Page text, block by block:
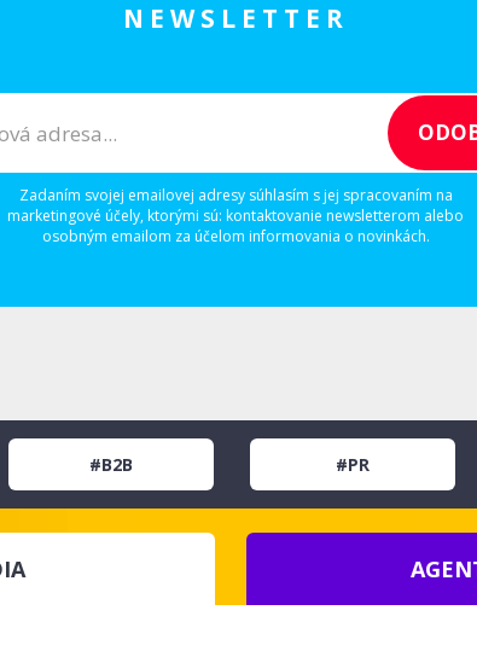
NEWSLETTER
Zadaním svojej emailovej adresy súhlasím s jej spracovaním na
marketingové účely, ktorými sú: kontaktovanie newsletterom alebo
osobným emailom za účelom informovania o novinkách.
#B2B #PR